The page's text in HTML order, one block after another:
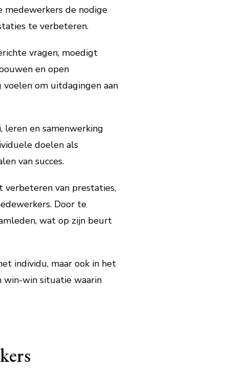
medewerkers de nodige
te verbeteren.
vragen, moedigt
en open
om uitdagingen aan
leren en samenwerking
doelen als
van succes.
verbeteren van prestaties,
Door te
wat op zijn beurt
individu, maar ook in het
win-win situatie waarin